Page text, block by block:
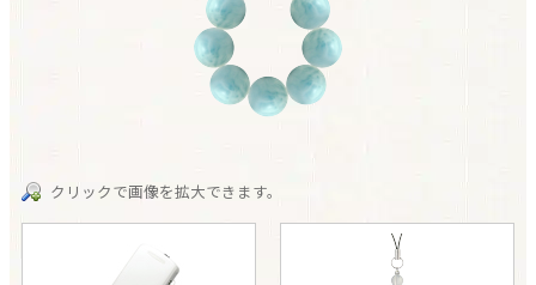
クリックで画像を拡大できます。